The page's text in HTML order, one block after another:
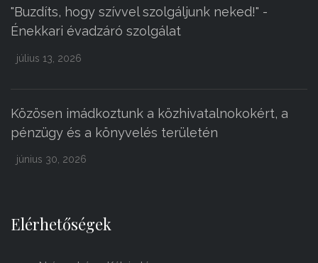
"Buzdíts, hogy szívvel szolgáljunk neked!" -
Énekkari évadzáró szolgálat
július 13, 2026
Közösen imádkoztunk a közhivatalnokokért, a
pénzügy és a könyvelés területén
június 30, 2026
Elérhetőségek